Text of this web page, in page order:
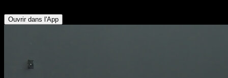
Ouvrir dans l'App